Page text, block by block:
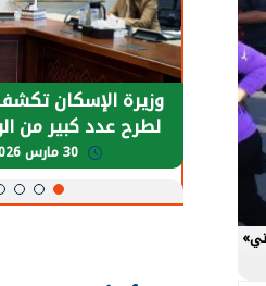
دولي وزيرة الإسكان
لطرح عدد كبير من
بنظام